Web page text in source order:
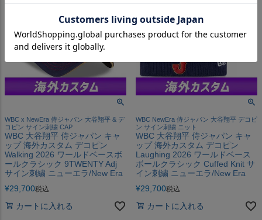
WBC x NewEra 侍ジャパン 大谷翔平 & デ
コピン サイン刺繍 CAP
WBC 大谷翔平 侍ジャパン キャ
ップ 海外カスタム デコピン
Walking 2026 ワールドベースボ
ールクラシック 9TWENTY Adj
サイン刺繍 ニューエラ/New Era
¥29,700税込
カートに入れる
WBC NewEra 侍ジャパン 大谷翔平 デコピ
ン サイン刺繍 ニット
WBC 大谷翔平 侍ジャパン キャ
ップ 海外カスタム デコピン
Laughing 2026 ワールドベース
ボールクラシック Cuffed Knit サ
イン刺繍 ニューエラ/New Era
¥29,700税込
カートに入れる